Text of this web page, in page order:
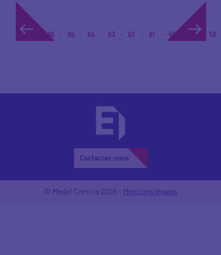
1... 66 65 64 63 62 61 60 59 58
Contactez-nous
© Medef Corsica 2026 - Mentions légales